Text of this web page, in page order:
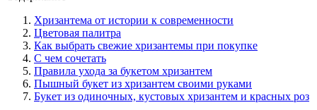
Хризантема от истории к современности
Цветовая палитра
Как выбрать свежие хризантемы при покупке
С чем сочетать
Правила ухода за букетом хризантем
Пышный букет из хризантем своими руками
Букет из одиночных, кустовых хризантем и красных роз